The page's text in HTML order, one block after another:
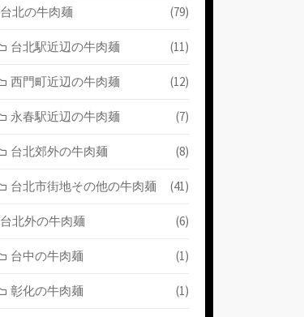
台北の牛肉麺 (79)
台北駅近辺の牛肉麺 (11)
西門町近辺の牛肉麺 (12)
永春駅近辺の牛肉麺 (7)
台北郊外の牛肉麺 (8)
台北市街地その他の牛肉麺 (41)
台北外の牛肉麺 (6)
台中の牛肉麺 (1)
彰化の牛肉麺 (1)